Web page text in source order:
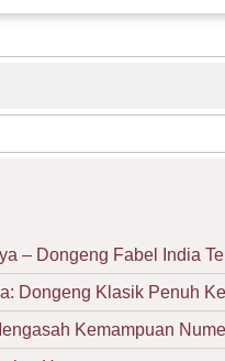
– Dongeng Fabel India
Dongeng Klasik Penuh
Kemampuan